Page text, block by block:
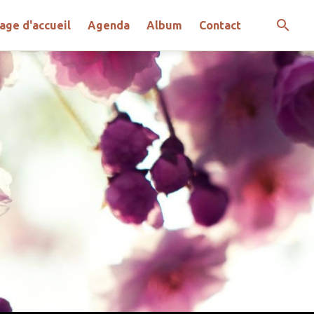
d'accueil Agenda Album Contact